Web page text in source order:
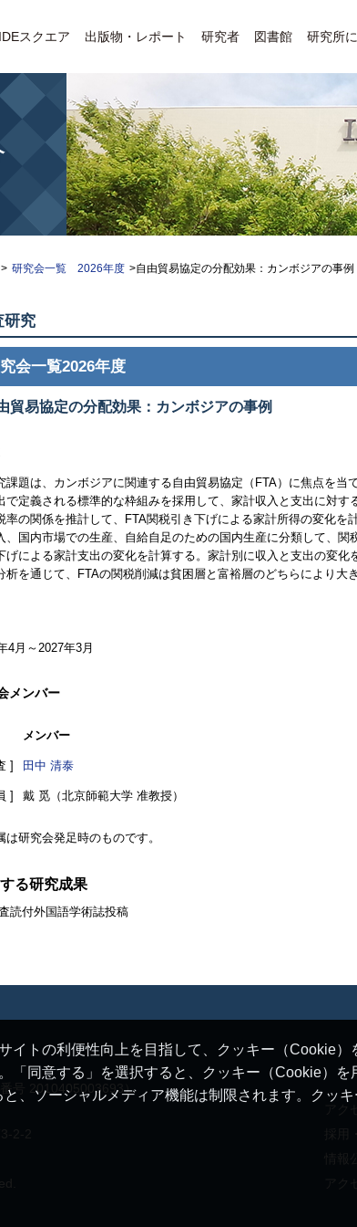
IDEスクエア 出版物・レポート 研究者 図書館 研究所
> 研究会一覧 2026年度 >自由貿易協定の分配効果：カンボジアの事例
研究
会一覧2026年度
貿易協定の分配効果：カンボジアの事例
課題は、カンボジアに関連する自由貿易協定（ FTA）に焦点を当
で定義される標準的な枠組みを採用して、家計収入と支出に対す
率の関係を推計して、
FTA関税引き下げによる家計所得の変化を
、国内市場での生産、自給自足のための国内生産に分類して、関
げによる家計支出の変化を計算する。家計別に収入と支出の変化
析を通じて、
FTAの関税削減は貧困層と富裕層のどちらにより大
4月～2027年3月
メンバー
メンバー
] 田中 清泰
] 戴 觅 （北京師範大学 准教授）
研究会発足時のものです。
る研究成果
読付外国語学術誌投稿
号 2010405003693）
イトの利便性向上を目指して、クッキー（Cookie
「同意する」を選択すると、クッキー（Cookie）
、ソーシャルメディア機能は制限されます。クッ